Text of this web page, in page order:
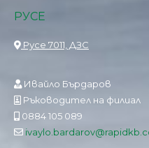
РУСЕ
Русе 7011, ДЗС
Ивайло Бърдаров
Ръководител на филиал
0884 105 089